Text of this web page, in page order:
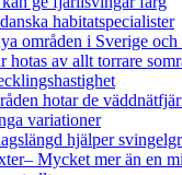
habitatspecialister
områden i Sverige
hotas av allt torrare
hotar de
variationer
hjälper
Mycket mer än en